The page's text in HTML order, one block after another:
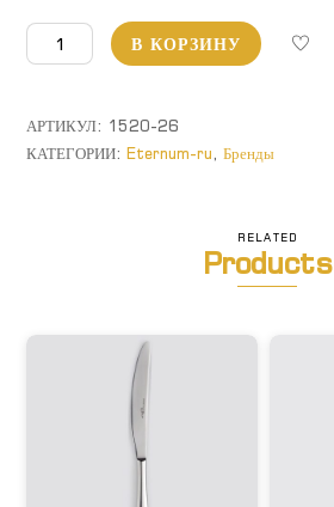
Количество
товара
Кофейная
Ложка
В КОРЗИНУ
АРТИКУЛ: 1520-26
КАТЕГОРИИ:Eternum-ru,Бренды
RELATED
Products